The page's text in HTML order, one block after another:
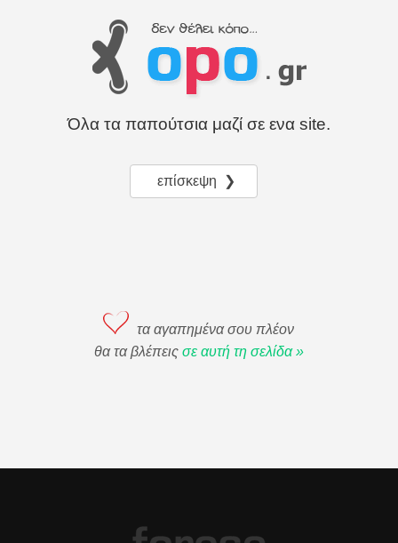
Όλα τα παπούτσια μαζί σε ενα site.
επίσκεψη ❯
τα αγαπημένα σου πλέον
θα τα βλέπεις σε αυτή τη σελίδα »